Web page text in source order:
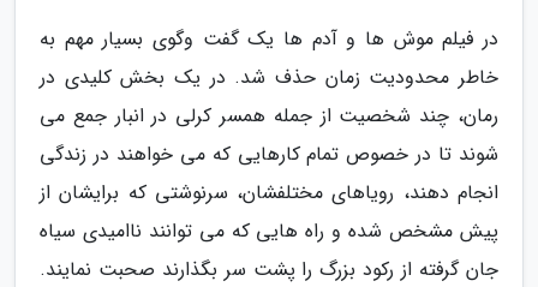
در فیلم موش ها و آدم ها یک گفت وگوی بسیار مهم به
خاطر محدودیت زمان حذف شد. در یک بخش کلیدی در
رمان، چند شخصیت از جمله همسر کرلی در انبار جمع می
شوند تا در خصوص تمام کارهایی که می خواهند در زندگی
انجام دهند، رویاهای مختلفشان، سرنوشتی که برایشان از
پیش مشخص شده و راه هایی که می توانند ناامیدی سیاه
جان گرفته از رکود بزرگ را پشت سر بگذارند صحبت نمایند.